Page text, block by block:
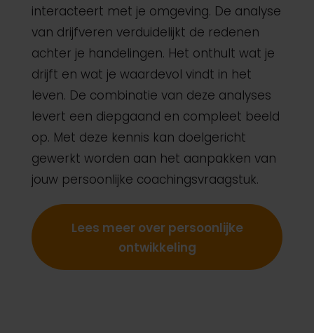
interacteert met je omgeving. De analyse
van drijfveren verduidelijkt de redenen
achter je handelingen. Het onthult wat je
drijft en wat je waardevol vindt in het
leven. De combinatie van deze analyses
levert een diepgaand en compleet beeld
op. Met deze kennis kan doelgericht
gewerkt worden aan het aanpakken van
jouw persoonlijke coachingsvraagstuk.
Lees meer over persoonlijke
ontwikkeling